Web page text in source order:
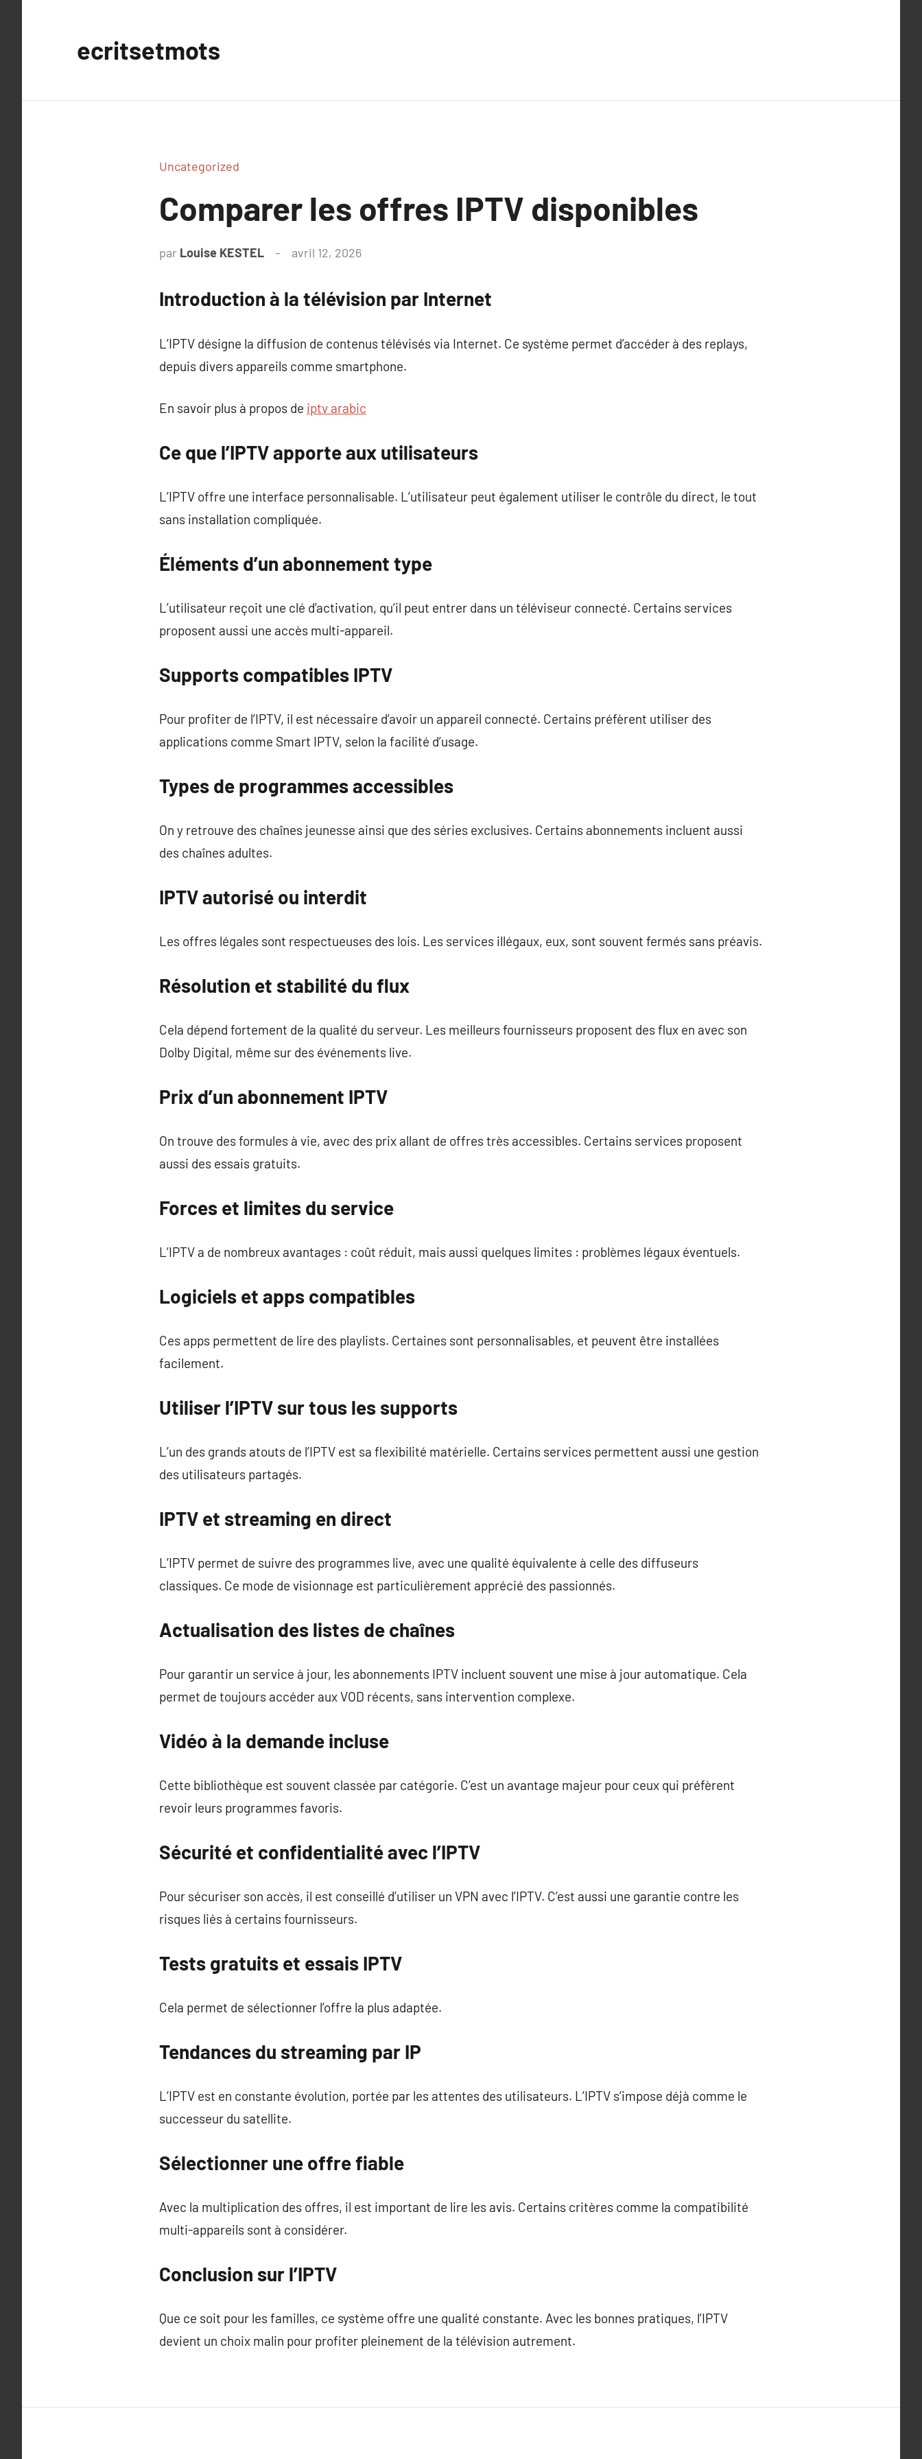
ecritsetmots
Uncategorized
Comparer les offres IPTV disponibles
par Louise KESTEL avril 12, 2026
Introduction à la télévision par Internet
L’IPTV désigne la diffusion de contenus télévisés via Internet. Ce système permet d’accéder à des replays,
depuis divers appareils comme smartphone.
En savoir plus à propos de iptv arabic
Ce que l’IPTV apporte aux utilisateurs
L’IPTV offre une interface personnalisable. L’utilisateur peut également utiliser le contrôle du direct, le tout
sans installation compliquée.
Éléments d’un abonnement type
L’utilisateur reçoit une clé d’activation, qu’il peut entrer dans un téléviseur connecté. Certains services
proposent aussi une accès multi-appareil.
Supports compatibles IPTV
Pour profiter de l’IPTV, il est nécessaire d’avoir un appareil connecté. Certains préfèrent utiliser des
applications comme Smart IPTV, selon la facilité d’usage.
Types de programmes accessibles
On y retrouve des chaînes jeunesse ainsi que des séries exclusives. Certains abonnements incluent aussi
des chaînes adultes.
IPTV autorisé ou interdit
Les offres légales sont respectueuses des lois. Les services illégaux, eux, sont souvent fermés sans préavis.
Résolution et stabilité du flux
Cela dépend fortement de la qualité du serveur. Les meilleurs fournisseurs proposent des flux en avec son
Dolby Digital, même sur des événements live.
Prix d’un abonnement IPTV
On trouve des formules à vie, avec des prix allant de offres très accessibles. Certains services proposent
aussi des essais gratuits.
Forces et limites du service
L’IPTV a de nombreux avantages : coût réduit, mais aussi quelques limites : problèmes légaux éventuels.
Logiciels et apps compatibles
Ces apps permettent de lire des playlists. Certaines sont personnalisables, et peuvent être installées
facilement.
Utiliser l’IPTV sur tous les supports
L’un des grands atouts de l’IPTV est sa flexibilité matérielle. Certains services permettent aussi une gestion
des utilisateurs partagés.
IPTV et streaming en direct
L’IPTV permet de suivre des programmes live, avec une qualité équivalente à celle des diffuseurs
classiques. Ce mode de visionnage est particulièrement apprécié des passionnés.
Actualisation des listes de chaînes
Pour garantir un service à jour, les abonnements IPTV incluent souvent une mise à jour automatique. Cela
permet de toujours accéder aux VOD récents, sans intervention complexe.
Vidéo à la demande incluse
Cette bibliothèque est souvent classée par catégorie. C’est un avantage majeur pour ceux qui préfèrent
revoir leurs programmes favoris.
Sécurité et confidentialité avec l’IPTV
Pour sécuriser son accès, il est conseillé d’utiliser un VPN avec l’IPTV. C’est aussi une garantie contre les
risques liés à certains fournisseurs.
Tests gratuits et essais IPTV
Cela permet de sélectionner l’offre la plus adaptée.
Tendances du streaming par IP
L’IPTV est en constante évolution, portée par les attentes des utilisateurs. L’IPTV s’impose déjà comme le
successeur du satellite.
Sélectionner une offre fiable
Avec la multiplication des offres, il est important de lire les avis. Certains critères comme la compatibilité
multi-appareils sont à considérer.
Conclusion sur l’IPTV
Que ce soit pour les familles, ce système offre une qualité constante. Avec les bonnes pratiques, l’IPTV
devient un choix malin pour profiter pleinement de la télévision autrement.